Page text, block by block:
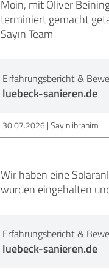
Moin, mit Oliver
terminiert gemacht
Sayın Team
Erfahrungsbericht &
luebeck-sanieren.de
30.07.2026 Sayin ibrahim
Wir haben eine
wurden eingehalten
Erfahrungsbericht &
luebeck-sanieren.de